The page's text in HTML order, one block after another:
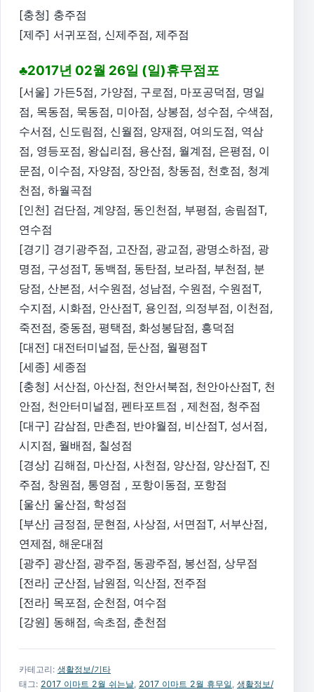
[충청] 충주점
[제주] 서귀포점, 신제주점, 제주점
♣2017년 02월 26일 (일)휴무점포
[서울] 가든5점, 가양점, 구로점, 마포공덕점, 명일
점, 목동점, 묵동점, 미아점, 상봉점, 성수점, 수색점,
수서점, 신도림점, 신월점, 양재점, 여의도점, 역삼
점, 영등포점, 왕십리점, 용산점, 월계점, 은평점, 이
문점, 이수점, 자양점, 장안점, 창동점, 천호점, 청계
천점, 하월곡점
[인천] 검단점, 계양점, 동인천점, 부평점, 송림점T,
연수점
[경기] 경기광주점, 고잔점, 광교점, 광명소하점, 광
명점, 구성점T, 동백점, 동탄점, 보라점, 부천점, 분
당점, 산본점, 서수원점, 성남점, 수원점, 수원점T,
수지점, 시화점, 안산점T, 용인점, 의정부점, 이천점,
죽전점, 중동점, 평택점, 화성봉담점, 흥덕점
[대전] 대전터미널점, 둔산점, 월평점T
[세종] 세종점
[충청] 서산점, 아산점, 천안서북점, 천안아산점T, 천
안점, 천안터미널점, 펜타포트점 , 제천점, 청주점
[대구] 감삼점, 만촌점, 반야월점, 비산점T, 성서점,
시지점, 월배점, 칠성점
[경상] 김해점, 마산점, 사천점, 양산점, 양산점T, 진
주점, 창원점, 통영점 , 포항이동점, 포항점
[울산] 울산점, 학성점
[부산] 금정점, 문현점, 사상점, 서면점T, 서부산점,
연제점, 해운대점
[광주] 광산점, 광주점, 동광주점, 봉선점, 상무점
[전라] 군산점, 남원점, 익산점, 전주점
[전라] 목포점, 순천점, 여수점
[강원] 동해점, 속초점, 춘천점
카테고리: 생활정보/기타
태그: 2017 이마트 2월 쉬는날 2017 이마트 2월 휴무일 생활정보/